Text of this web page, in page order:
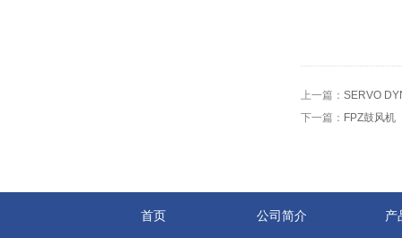
上一篇： SERVO
下一篇： FPZ鼓风机
首页 公司简介 产